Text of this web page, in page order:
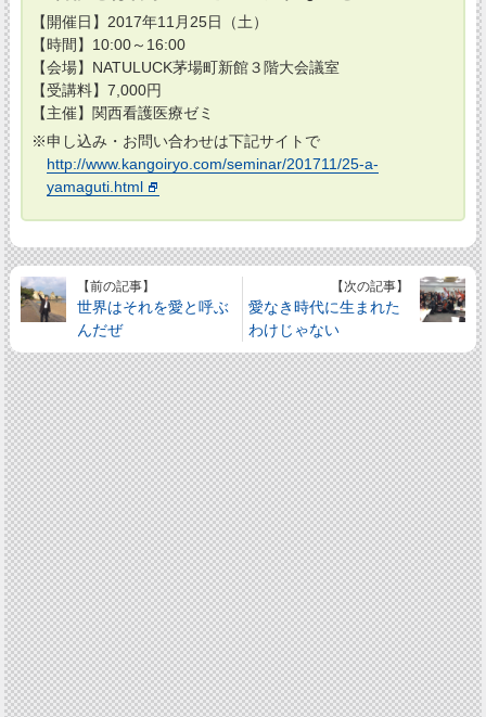
【開催日】2017年11月25日（土）
【時間】10:00～16:00
【会場】NATULUCK茅場町新館３階大会議室
【受講料】7,000円
【主催】関西看護医療ゼミ
※申し込み・お問い合わせは下記サイトで
http://www.kangoiryo.com/seminar/201711/25-a-
yamaguti.html
【前の記事】
世界はそれを愛と呼ぶ
んだぜ
【次の記事】
愛なき時代に生まれた
わけじゃない